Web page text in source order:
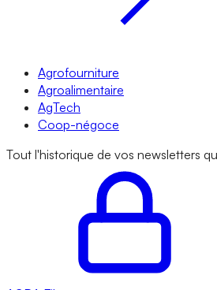
Agrofourniture
Agroalimentaire
AgTech
Coop-négoce
Tout l'historique de vos newsletters